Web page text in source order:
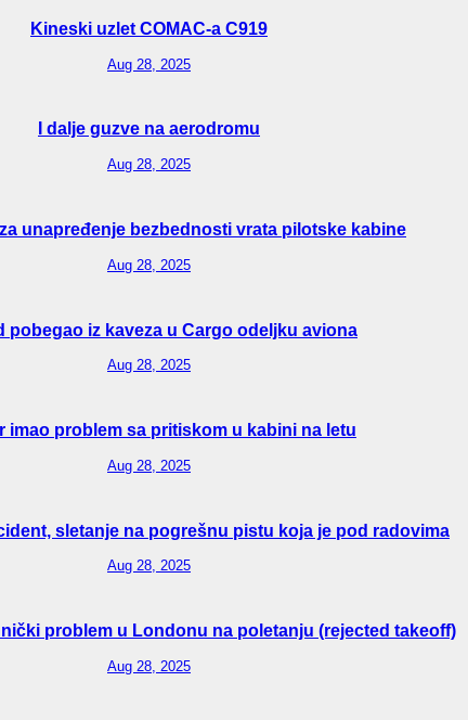
Kineski uzlet COMAC-a C919
Aug 28, 2025
I dalje guzve na aerodromu
Aug 28, 2025
unapređenje bezbednosti vrata pilotske kabine
Aug 28, 2025
pobegao iz kaveza u Cargo odeljku aviona
Aug 28, 2025
imao problem sa pritiskom u kabini na letu
Aug 28, 2025
sletanje na pogrešnu pistu koja je pod radovima
Aug 28, 2025
problem u Londonu na poletanju (rejected takeoff)
Aug 28, 2025